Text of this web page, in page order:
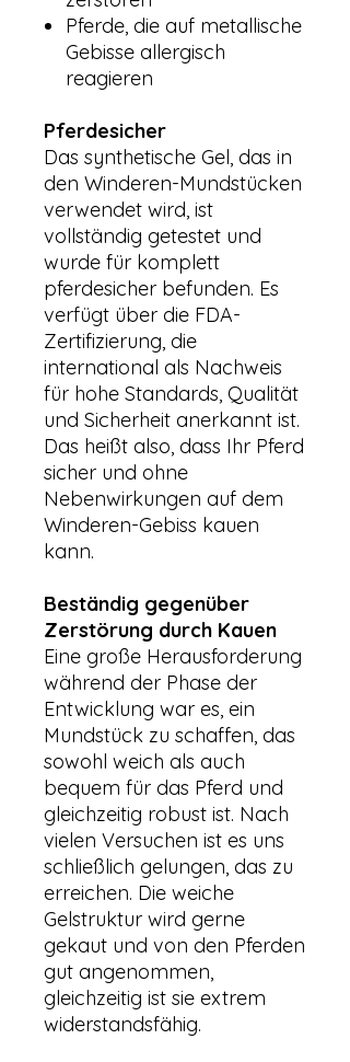
Pferde, die auf metallische
Gebisse allergisch
reagieren
Pferdesicher
Das synthetische Gel, das in
den Winderen-Mundstücken
verwendet wird, ist
vollständig getestet und
wurde für komplett
pferdesicher befunden. Es
verfügt über die FDA-
Zertifizierung, die
international als Nachweis
für hohe Standards, Qualität
und Sicherheit anerkannt ist.
Das heißt also, dass Ihr Pferd
sicher und ohne
Nebenwirkungen auf dem
Winderen-Gebiss kauen
kann.
Beständig gegenüber
Zerstörung durch Kauen
Eine große Herausforderung
während der Phase der
Entwicklung war es, ein
Mundstück zu schaffen, das
sowohl weich als auch
bequem für das Pferd und
gleichzeitig robust ist. Nach
vielen Versuchen ist es uns
schließlich gelungen, das zu
erreichen. Die weiche
Gelstruktur wird gerne
gekaut und von den Pferden
gut angenommen,
gleichzeitig ist sie extrem
widerstandsfähig.